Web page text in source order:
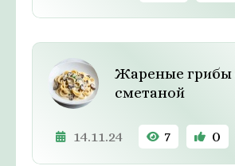
Жареные грибы
сметаной
14.11.24 7 0